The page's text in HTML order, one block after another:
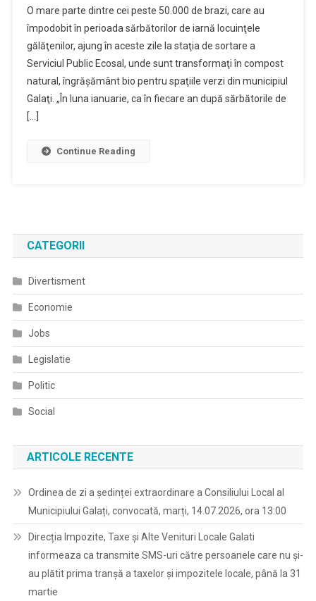
De
Crăciun
Se
Transformă
În
Îngrăşământ
O mare parte dintre cei peste 50.000 de brazi, care au
împodobit în perioada sărbătorilor de iarnă locuinţele
gălăţenilor, ajung în aceste zile la staţia de sortare a
Serviciul Public Ecosal, unde sunt transformaţi în compost
natural, îngrăşământ bio pentru spaţiile verzi din municipiul
Galaţi. „În luna ianuarie, ca în fiecare an după sărbătorile de
[…]
Continue Reading
CATEGORII
Divertisment
Economie
Jobs
Legislatie
Politic
Social
ARTICOLE RECENTE
Ordinea de zi a ședinței extraordinare a Consiliului Local al
Municipiului Galați, convocată, marți, 14.07.2026, ora 13:00
Direcția Impozite, Taxe și Alte Venituri Locale Galati
informeaza ca transmite SMS-uri către persoanele care nu și-
au plătit prima tranșă a taxelor și impozitele locale, până la 31
martie